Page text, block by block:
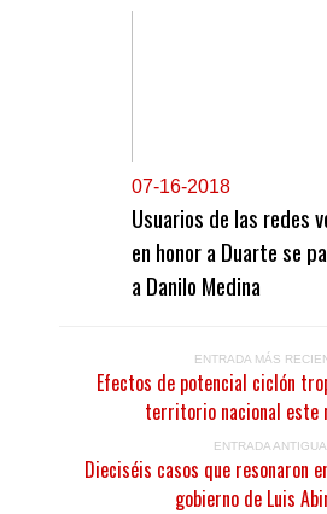
07-16-2018
Usuarios de las redes
en honor a Duarte se
a Danilo Medina
ENTRADA MÁS
Efectos de potencial ciclón
territorio nacional este
ENTRADA ANTIGUA
Dieciséis casos que resonaron
gobierno de Luis